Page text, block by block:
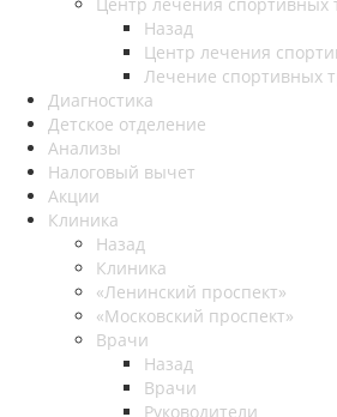
Назад
Центр лечения
Лечение спортивных
Диагностика
Детское отделение
Анализы
Налоговый вычет
Акции
Клиника
Назад
Клиника
«Ленинский проспект»
«Московский проспект»
Врачи
Назад
Врачи
Руководители